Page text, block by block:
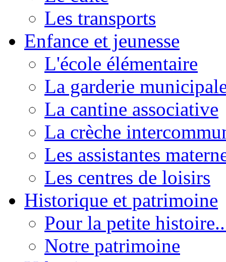
Les transports
Enfance et jeunesse
L'école élémentaire
La garderie
La cantine associative
La crèche
Les assistantes
Les centres de loisirs
Historique et patrimoine
Pour la petite
Notre patrimoine